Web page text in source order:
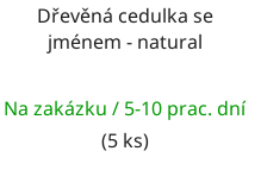
Dřevěná cedulka se
jménem - natural
Na zakázku / 5-10 prac. dní
(5 ks)